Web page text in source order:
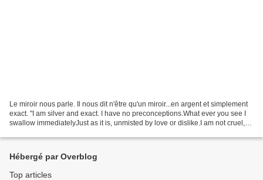
Le miroir nous parle. Il nous dit n'être qu'un miroir...en argent et simplement
exact. "I am silver and exact. I have no preconceptions.What ever you see I
swallow immediatelyJust as it is, unmisted by love or dislike.I am not cruel,
Hébergé par Overblog
Top articles